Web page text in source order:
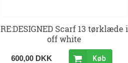
RE:DESIGNED Scarf 13 tørklæde i
off white
600,00 DKK Køb